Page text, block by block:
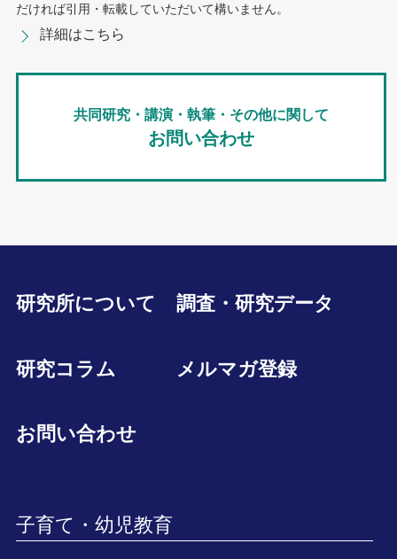
だければ引用・転載していただいて構いません。
詳細はこちら
共同研究・講演・執筆・その他に関して
お問い合わせ
研究所について 調査・研究データ
研究コラム メルマガ登録
お問い合わせ
子育て・幼児教育